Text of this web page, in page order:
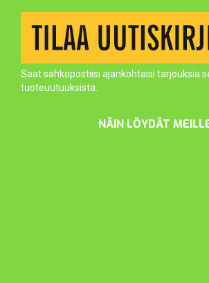
Saat sähköpostiisi ajankohtaisi tarjouksia
tuoteuutuuksista.
NÄIN LÖYDÄT